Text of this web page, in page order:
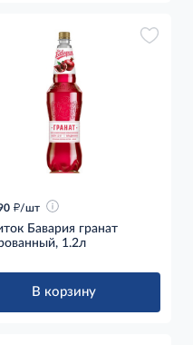
д/шт
Бавария гранат
1.2л
В корзину